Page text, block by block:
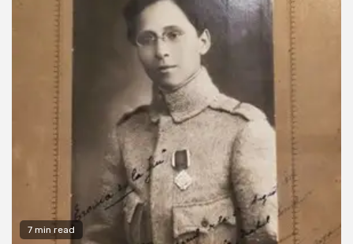
7 min read